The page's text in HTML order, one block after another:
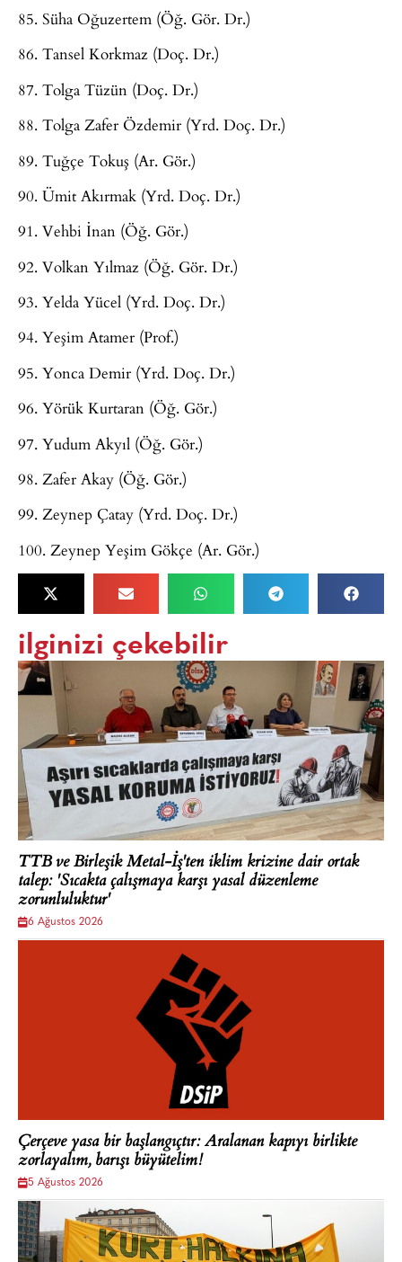
85. Süha Oğuzertem (Öğ. Gör. Dr.)
86. Tansel Korkmaz (Doç. Dr.)
87. Tolga Tüzün (Doç. Dr.)
88. Tolga Zafer Özdemir (Yrd. Doç. Dr.)
89. Tuğçe Tokuş (Ar. Gör.)
90. Ümit Akırmak (Yrd. Doç. Dr.)
91. Vehbi İnan (Öğ. Gör.)
92. Volkan Yılmaz (Öğ. Gör. Dr.)
93. Yelda Yücel (Yrd. Doç. Dr.)
94. Yeşim Atamer (Prof.)
95. Yonca Demir (Yrd. Doç. Dr.)
96. Yörük Kurtaran (Öğ. Gör.)
97. Yudum Akyıl (Öğ. Gör.)
98. Zafer Akay (Öğ. Gör.)
99. Zeynep Çatay (Yrd. Doç. Dr.)
100. Zeynep Yeşim Gökçe (Ar. Gör.)
ilginizi çekebilir
TTB ve Birleşik Metal-İş'ten iklim krizine dair ortak
talep: 'Sıcakta çalışmaya karşı yasal düzenleme
zorunluluktur'
6 Ağustos 2026
Çerçeve yasa bir başlangıçtır: Aralanan kapıyı birlikte
zorlayalım, barışı büyütelim!
5 Ağustos 2026